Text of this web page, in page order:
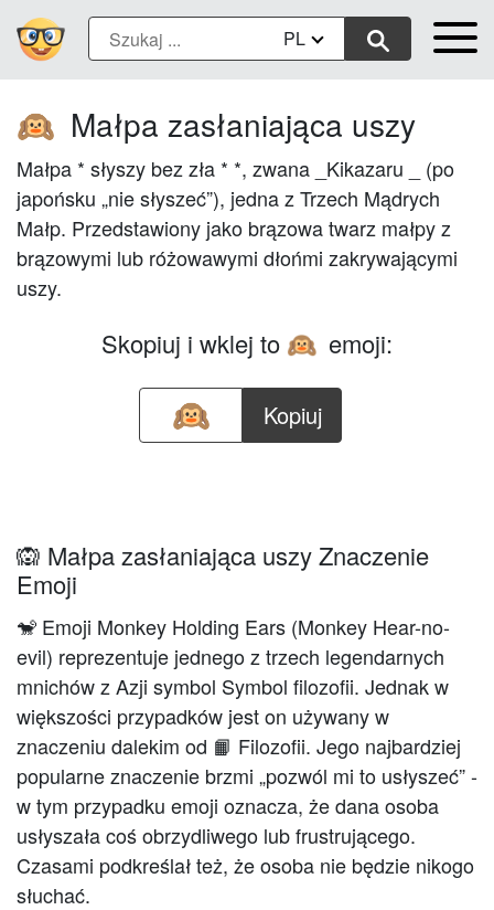
PL
🙉 Małpa zasłaniająca uszy
Małpa * słyszy bez zła * *, zwana _Kikazaru _ (po
japońsku „nie słyszeć”), jedna z Trzech Mądrych
Małp. Przedstawiony jako brązowa twarz małpy z
brązowymi lub różowawymi dłońmi zakrywającymi
uszy.
Skopiuj i wklej to 🙉 emoji:
Kopiuj
🙉 Małpa zasłaniająca uszy Znaczenie
Emoji
🐒 Emoji Monkey Holding Ears (Monkey Hear-no-
evil) reprezentuje jednego z trzech legendarnych
mnichów z Azji symbol Symbol filozofii. Jednak w
większości przypadków jest on używany w
znaczeniu dalekim od 📙 Filozofii. Jego najbardziej
popularne znaczenie brzmi „pozwól mi to usłyszeć” -
w tym przypadku emoji oznacza, że ​​dana osoba
usłyszała coś obrzydliwego lub frustrującego.
Czasami podkreślał też, że osoba nie będzie nikogo
słuchać.